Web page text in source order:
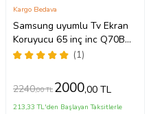
Samsung uyumlu Tv Ekran
Koruyucu 65 inç inc Q70B
QLED 4K Smart TV (2022)
(1)
Kargo Bedava
2240,00 TL 2000,00 TL
213,33 TL'den Başlayan Taksitlerle